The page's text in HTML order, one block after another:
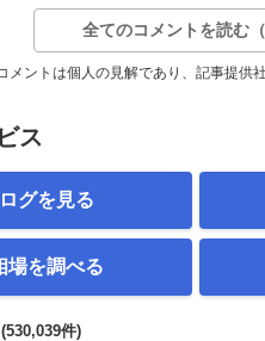
全てのコメントを読む（
メントは個人の見解であり、記事提供
ス
グを見る
場を調べる
(530,039件)